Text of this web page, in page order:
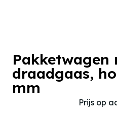
Pakketwagen
draadgaas,
mm
Prijs op